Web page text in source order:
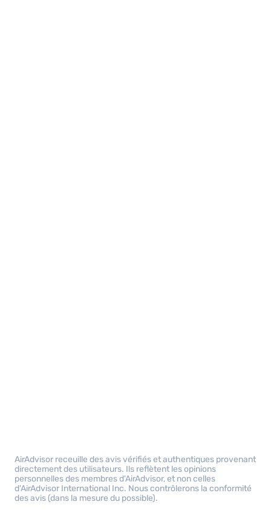
AirAdvisor receuille des avis vérifiés et authentiques provenant
directement des utilisateurs. Ils reflètent les opinions
personnelles des membres d'AirAdvisor, et non celles
d'AirAdvisor International Inc. Nous contrôlerons la conformité
des avis (dans la mesure du possible).